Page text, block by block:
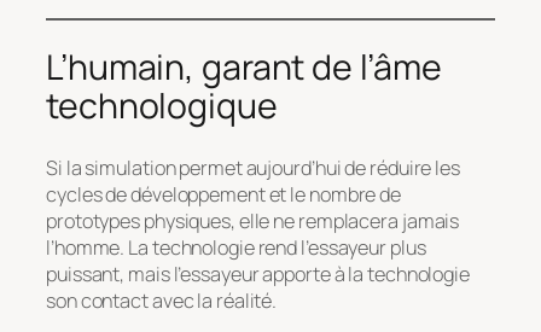
L’humain, garant de l’âme
technologique
Si la simulation permet aujourd’hui de réduire les
cycles de développement et le nombre de
prototypes physiques, elle ne remplacera jamais
l’homme. La technologie rend l’essayeur plus
puissant, mais l’essayeur apporte à la technologie
son contact avec la réalité.